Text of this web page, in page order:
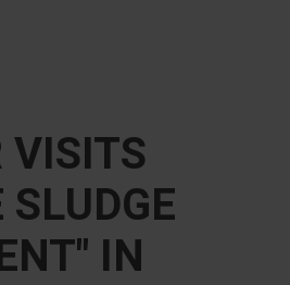
VISITS
SLUDGE
IN